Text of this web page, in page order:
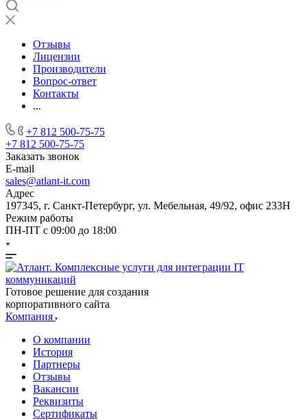
Отзывы
Лицензии
Производители
Вопрос-ответ
Контакты
...
+7 812 500-75-75
+7 812 500-75-75
Заказать звонок
E-mail
sales@atlant-it.com
Адрес
197345, г. Санкт-Петербург, ул. Мебельная, 49/92, офис 233Н
Режим работы
ПН-ПТ с 09:00 до 18:00
Готовое решение для создания
корпоративного сайта
Компания
О компании
История
Партнеры
Отзывы
Вакансии
Реквизиты
Сертификаты